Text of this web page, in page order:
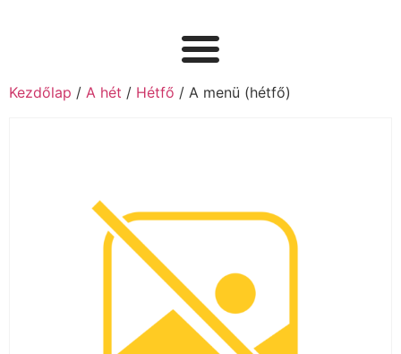
Kezdőlap / A hét / Hétfő / A menü (hétfő)